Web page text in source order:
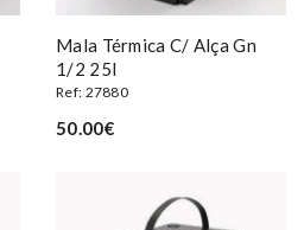
Mala Térmica C/ Alça Gn
1/2 25l
Ref: 27880
50.00€